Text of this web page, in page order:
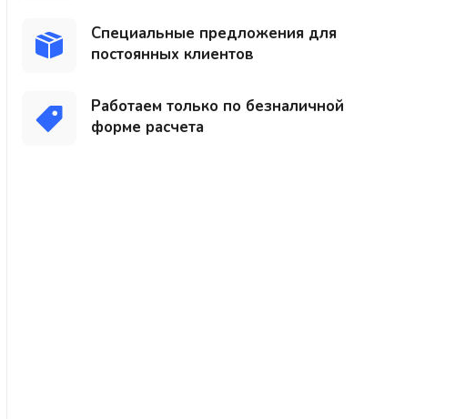
Специальные предложения для
постоянных клиентов
Работаем только по безналичной
форме расчета